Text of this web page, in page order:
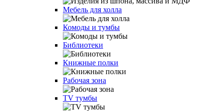
Мебель для холла
Комоды и тумбы
Библиотеки
Книжные полки
Рабочая зона
TV тумбы